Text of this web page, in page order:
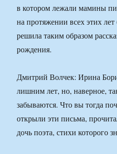
в котором лежали мамины
на протяжении всех этих
решила таким образом
рождения.
Дмитрий Волчек: Ирина
лишним лет, но, наверное,
забываются. Что вы тогда
открыли эти письма,
дочь поэта, стихи которого